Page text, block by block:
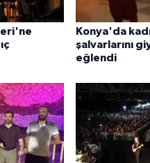
Konya'da
şalvarlarını
eğlendi